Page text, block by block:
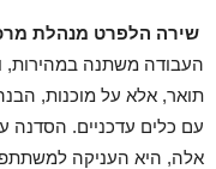
שירה הלפרט מנהלת
העבודה משתנה
תואר, אלא על מוכנות,
עם כלים עדכניים. הסדנה
אלה, היא העניקה